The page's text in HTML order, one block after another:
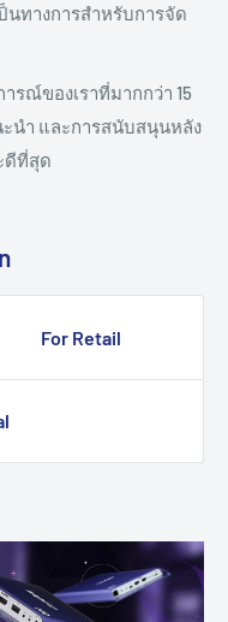
นทางการสำหรับการจัด
รณ์ของเราที่มากกว่า 15
นำ และการสนับสนุนหลัง
ดีที่สุด
For Retail